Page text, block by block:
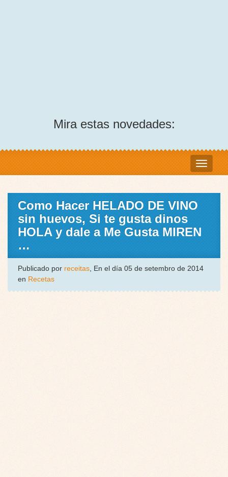
Mira estas novedades:
Como Hacer HELADO DE VINO
sin huevos, Si te gusta dinos
HOLA y dale a Me Gusta MIREN
…
Publicado por receitas, En el día 05 de setembro de 2014
en Recetas